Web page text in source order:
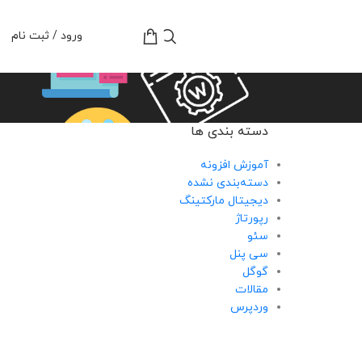
ورود / ثبت نام
دسته بندی ها
آموزش افزونه
دسته‌بندی نشده
دیجیتال مارکتینگ
رپورتاژ
سئو
سی پنل
گوگل
مقالات
وردپرس